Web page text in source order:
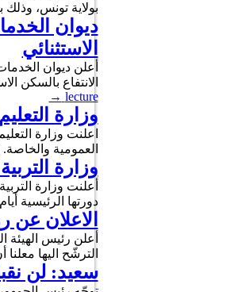
بولاية تونس، وذلك
ديوان
الاستثنائي
الانتفاع بالسكن
lecture
→
وزارة التعليم
العمومية والخاصة. وتنطلق السنة الجامعية 2025/ 2026
وزارة
دورتها الرئيسية أيام 2 و3 و4 و9 و10 و11 جوان 2025، على أن يتم الإعلان عن النتائج …
الاعلان عن
الترشّح اليها
سعيد: لن